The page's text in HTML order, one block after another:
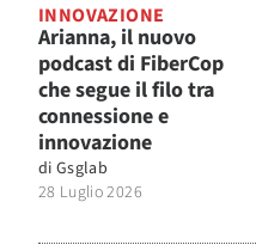
INNOVAZIONE
Arianna, il nuovo
podcast di FiberCop
che segue il filo tra
connessione e
innovazione
di Gsglab
28 Luglio 2026